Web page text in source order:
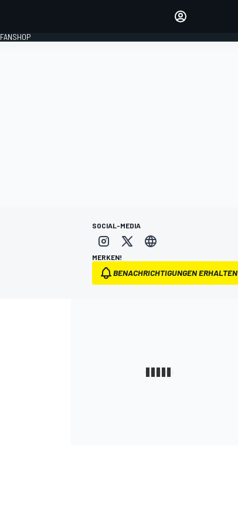
FANSHOP
SOCIAL-MEDIA
MERKEN!
BENACHRICHTIGUNGEN ERHALTEN